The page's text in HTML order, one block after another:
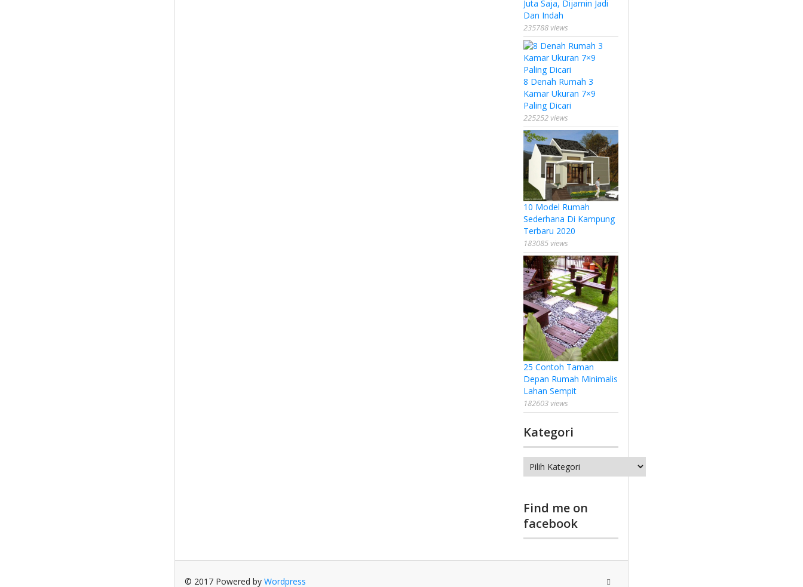
Juta Saja, Dijamin Jadi
Dan Indah
235788 views
8 Denah Rumah 3
Kamar Ukuran 7×9
Paling Dicari
225252 views
10 Model Rumah
Sederhana Di Kampung
Terbaru 2020
183085 views
25 Contoh Taman
Depan Rumah Minimalis
Lahan Sempit
182603 views
Kategori
Kategori
Find me on
facebook
© 2017 Powered by Wordpress